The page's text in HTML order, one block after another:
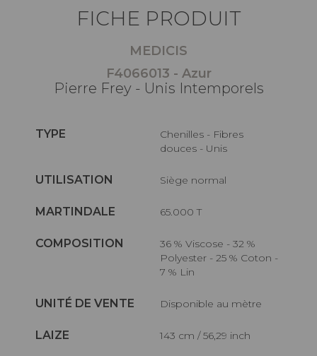
FICHE PRODUIT
MEDICIS
F4066013 - Azur
Pierre Frey - Unis Intemporels
TYPE
Chenilles - Fibres
douces - Unis
UTILISATION Siège normal
MARTINDALE 65.000 T
COMPOSITION
36 % Viscose - 32 %
Polyester - 25 % Coton -
7 % Lin
UNITÉ DE VENTE Disponible au mètre
LAIZE 143 cm / 56,29 inch